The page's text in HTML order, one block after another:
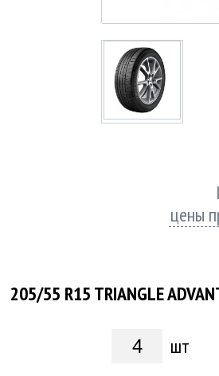
цены
205/55 R15 TRIANGLE
шт